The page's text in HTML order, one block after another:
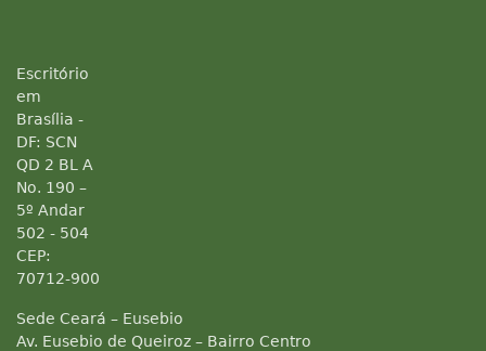
Escritório
em
Brasília -
DF: SCN
QD 2 BL A
No. 190 –
5º Andar
502 - 504
CEP:
70712-900
Sede Ceará – Eusebio
Av. Eusebio de Queiroz – Bairro Centro